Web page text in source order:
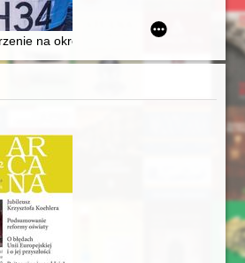
nr 2 (2022)
akt sejmiku województw poznańskiego
na okręt "Solen" - uczestnika bitwy